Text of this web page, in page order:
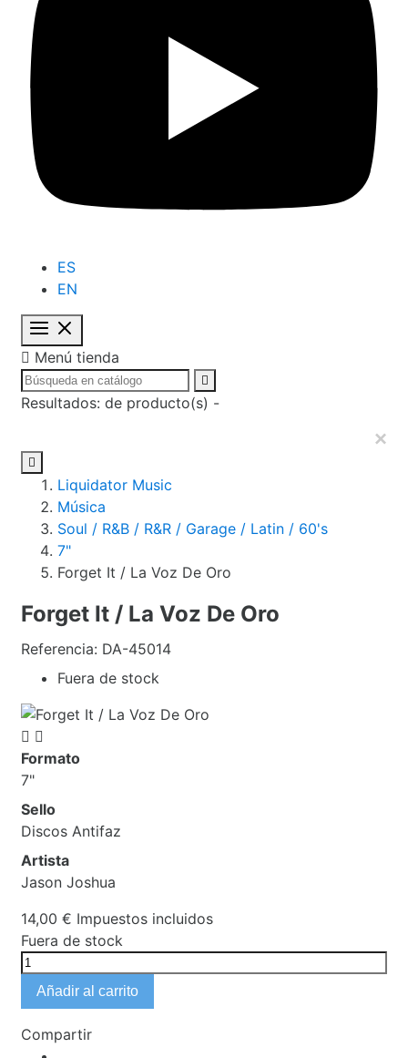
ES
EN
 Menú tienda

Resultados: de producto(s) -
×

Liquidator Music
Música
Soul / R&B / R&R / Garage / Latin / 60's
7"
Forget It / La Voz De Oro
Forget It / La Voz De Oro
Referencia: DA-45014
Fuera de stock
 
Formato
7"
Sello
Discos Antifaz
Artista
Jason Joshua
14,00 € Impuestos incluidos
Fuera de stock
Añadir al carrito
Compartir